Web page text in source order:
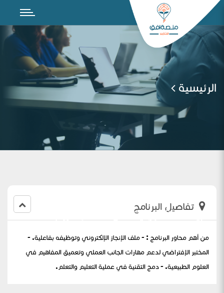
الرئيسية
تطبيقات ألكترونية في التعلم عن بعد
تفاصيل البرنامج
من أهم محاور البرنامج : - ملف الإنجاز الإلكتروني وتوظيفه بفاعلية. -
المختبر الإفتراضي لدعم مهارات الجانب العملي وتعميق المفاهيم في
العلوم الطبيعية. - دمج التقنية في عملية التعليم والتعلم.